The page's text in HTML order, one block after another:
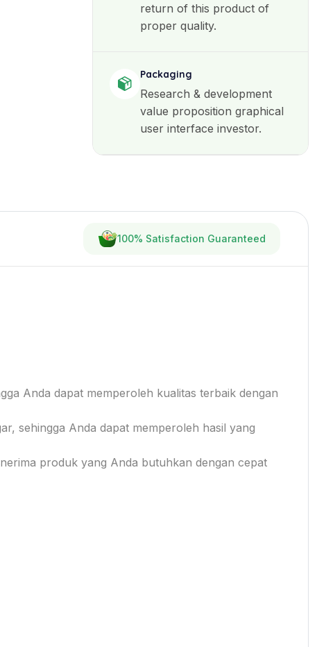
return of this product of
proper quality.
Packaging
Research & development
value proposition graphical
user interface investor.
100% Satisfaction Guaranteed
Anda dapat memperoleh kualitas terbaik dengan
sehingga Anda dapat memperoleh hasil yang
produk yang Anda butuhkan dengan cepat